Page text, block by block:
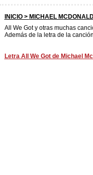
INICIO > MICHAEL
All We Got y otras muchas
Además de la letra de la
Letra All We Got de Michael